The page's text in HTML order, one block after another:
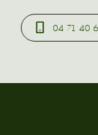
04 71 40